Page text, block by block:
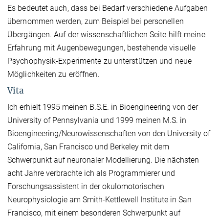
Es bedeutet auch, dass bei Bedarf verschiedene Aufgaben
übernommen werden, zum Beispiel bei personellen
Übergängen. Auf der wissenschaftlichen Seite hilft meine
Erfahrung mit Augenbewegungen, bestehende visuelle
Psychophysik-Experimente zu unterstützen und neue
Möglichkeiten zu eröffnen.
Vita
Ich erhielt 1995 meinen B.S.E. in Bioengineering von der
University of Pennsylvania und 1999 meinen M.S. in
Bioengineering/Neurowissenschaften von den University of
California, San Francisco und Berkeley mit dem
Schwerpunkt auf neuronaler Modellierung. Die nächsten
acht Jahre verbrachte ich als Programmierer und
Forschungsassistent in der okulomotorischen
Neurophysiologie am Smith-Kettlewell Institute in San
Francisco, mit einem besonderen Schwerpunkt auf